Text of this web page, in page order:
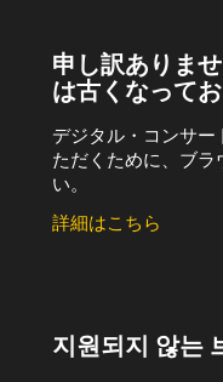
申し訳ありま
は古くなって
デジタル・コンサ
ただくために、ブラ
い。
詳細はこちら
지원되지 않는